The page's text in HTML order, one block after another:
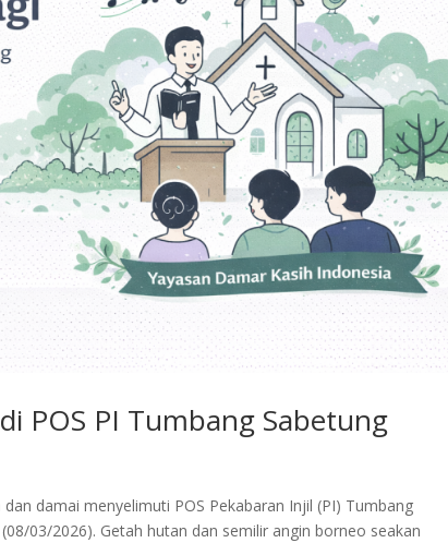
POS PI Tumbang Sabetung
damai menyelimuti POS Pekabaran Injil (PI) Tumbang
03/2026). Getah hutan dan semilir angin borneo seakan